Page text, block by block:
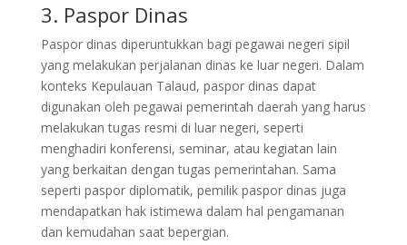
3. Paspor Dinas
Paspor dinas diperuntukkan bagi pegawai negeri sipil
yang melakukan perjalanan dinas ke luar negeri. Dalam
konteks Kepulauan Talaud, paspor dinas dapat
digunakan oleh pegawai pemerintah daerah yang harus
melakukan tugas resmi di luar negeri, seperti
menghadiri konferensi, seminar, atau kegiatan lain
yang berkaitan dengan tugas pemerintahan. Sama
seperti paspor diplomatik, pemilik paspor dinas juga
mendapatkan hak istimewa dalam hal pengamanan
dan kemudahan saat bepergian.